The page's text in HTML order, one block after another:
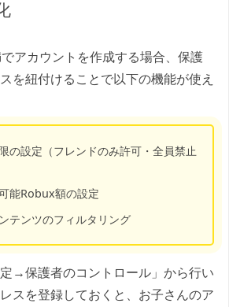
アカウントを作成する場合、保護
を紐付けることで以下の機能が使え
の設定（フレンドのみ許可・全員禁止
能Robux額の設定
テンツのフィルタリング
→保護者のコントロール」から行い
スを登録しておくと、お子さんのア